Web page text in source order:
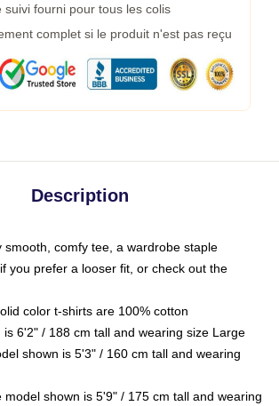
suivi fourni pour tous les colis
complet si le produit n'est pas reçu
Description
smooth, comfy tee, a wardrobe staple
you prefer a looser fit, or check out the
color t-shirts are 100% cotton
is 6'2" / 188 cm tall and wearing size Large
shown is 5'3" / 160 cm tall and wearing
model shown is 5'9" / 175 cm tall and wearing